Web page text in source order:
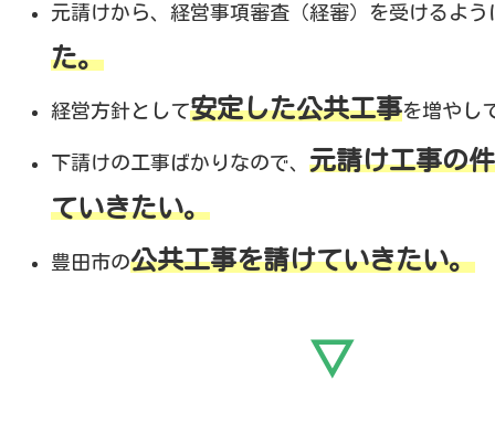
元請けから、経営事項審査（経審）を受けるよう
た。
経営方針として安定した公共工事を増やし
下請けの工事ばかりなので、 元請け工事の
ていきたい。
豊田市の公共工事を請けていきたい。
▽